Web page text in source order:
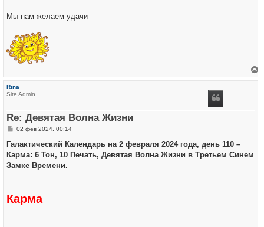
Мы нам желаем удачи
Rina
Site Admin
Re: Девятая Волна Жизни
С
о
щ
е
02 фев 2024, 00:14
Галактический Календарь на 2 февраля 2024 года, день 110 –
Карма: 6 Тон, 10 Печать, Девятая Волна Жизни в Третьем Синем
Замке Времени.
Карма